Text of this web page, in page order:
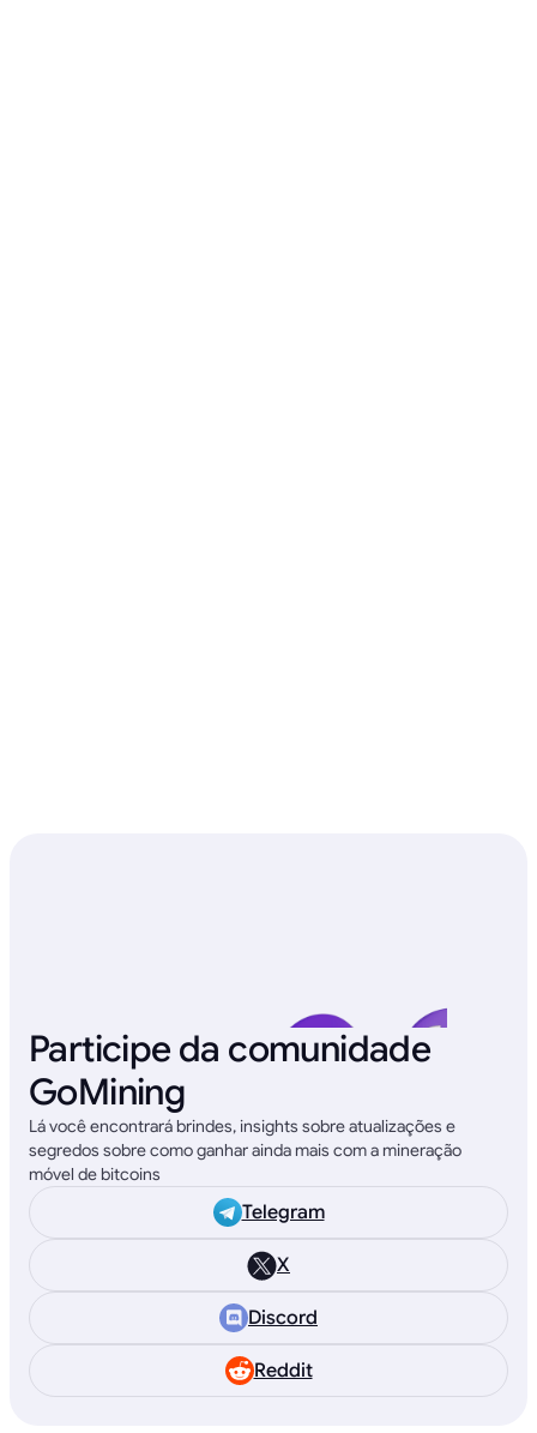
Participe da comunidade
GoMining
Lá você encontrará brindes, insights sobre atualizações e
segredos sobre como ganhar ainda mais com a mineração
móvel de bitcoins
Telegram
X
Discord
Reddit